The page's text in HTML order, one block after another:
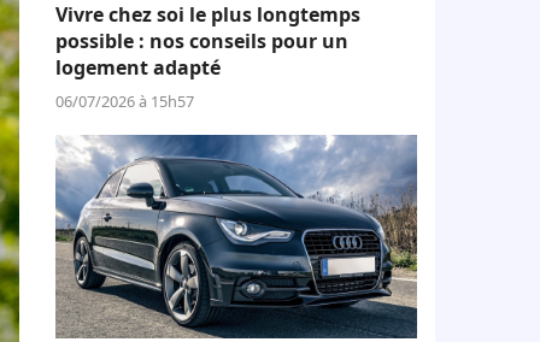
Vivre chez soi le plus longtemps
possible : nos conseils pour un
logement adapté
06/07/2026 à 15h57